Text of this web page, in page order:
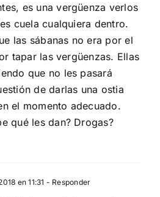
es una vergüenza verlos
cuela cualquiera dentro.
las sábanas no era por el
tapar las vergüenzas. Ellas
que no les pasará
de darlas una ostia
el momento adecuado.
qué les dan? Drogas?
en 11:31 - Responder